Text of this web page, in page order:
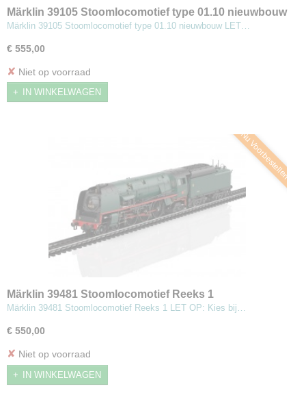
Märklin 39105 Stoomlocomotief type 01.10 nieuwbouw
Märklin 39105 Stoomlocomotief type 01.10 nieuwbouw LET…
€ 555,00
✘ Niet op voorraad
IN WINKELWAGEN
Nu Voorbestellen
Märklin 39481 Stoomlocomotief Reeks 1
Märklin 39481 Stoomlocomotief Reeks 1 LET OP: Kies bij…
€ 550,00
✘ Niet op voorraad
IN WINKELWAGEN